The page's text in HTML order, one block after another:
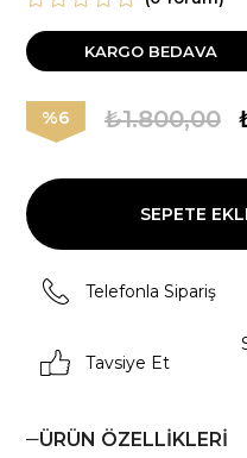
KARGO BEDAVA
6 ₺1.800,00
Telefonla Sipariş
Tavsiye Et
ÜRÜN ÖZELLIKLERI